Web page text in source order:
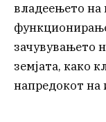
владеењето на
зачувувањето
земјата, како
напредокот на